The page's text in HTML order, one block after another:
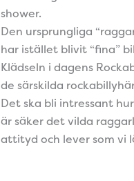
shower.
Den ursprungliga
har istället blivit “fina”
Klädseln i dagens
de särskilda
Det ska bli intressant
är säker det vilda
attityd och lever som vi